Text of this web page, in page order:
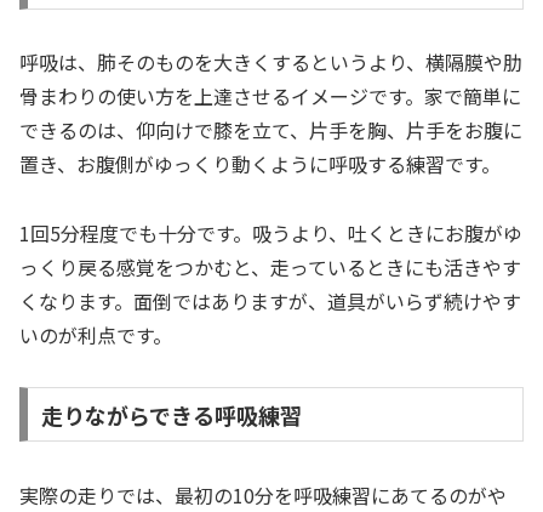
呼吸は、肺そのものを大きくするというより、横隔膜や肋
骨まわりの使い方を上達させるイメージです。家で簡単に
できるのは、仰向けで膝を立て、片手を胸、片手をお腹に
置き、お腹側がゆっくり動くように呼吸する練習です。
1回5分程度でも十分です。吸うより、吐くときにお腹がゆ
っくり戻る感覚をつかむと、走っているときにも活きやす
くなります。面倒ではありますが、道具がいらず続けやす
いのが利点です。
走りながらできる呼吸練習
実際の走りでは、最初の10分を呼吸練習にあてるのがや